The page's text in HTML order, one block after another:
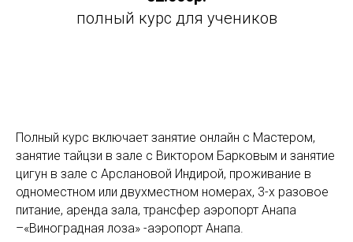
полный курс для учеников
Полный курс включает занятие онлайн с Мастером,
занятие тайцзи в зале с Виктором Барковым и занятие
цигун в зале с Арслановой Индирой, проживание в
одноместном или двухместном номерах, 3-х разовое
питание, аренда зала, трансфер аэропорт Анапа
–«Виноградная лоза» -аэропорт Анапа.